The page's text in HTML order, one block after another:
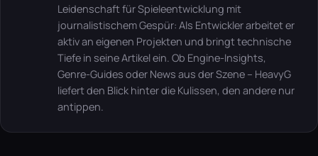
Leidenschaft für Spieleentwicklung mit
journalistischem Gespür: Als Entwickler arbeitet er
aktiv an eigenen Projekten und bringt technische
Tiefe in seine Artikel ein. Ob Engine-Insights,
Genre-Guides oder News aus der Szene – HeavyG
liefert den Blick hinter die Kulissen, den andere nur
antippen.